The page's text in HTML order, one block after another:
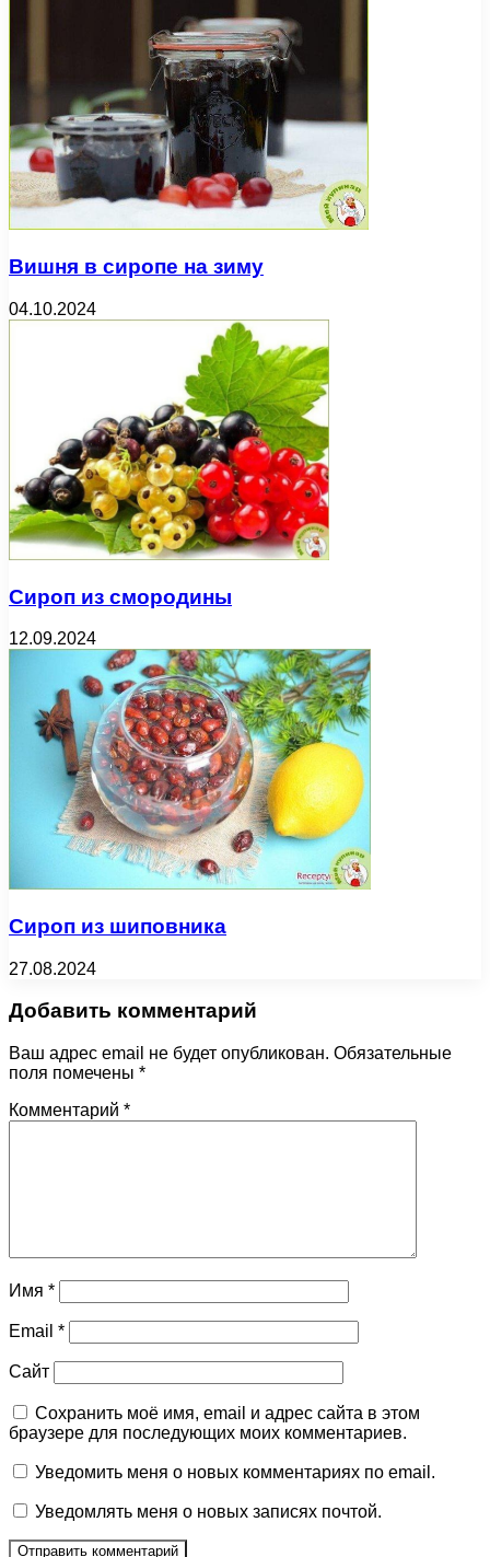
Вишня в сиропе на зиму
04.10.2024
Сироп из смородины
12.09.2024
Сироп из шиповника
27.08.2024
Добавить комментарий
Ваш адрес email не будет опубликован. Обязательные
поля помечены *
Комментарий *
Имя *
Email *
Сайт
Сохранить моё имя, email и адрес сайта в этом
браузере для последующих моих комментариев.
Уведомить меня о новых комментариях по email.
Уведомлять меня о новых записях почтой.